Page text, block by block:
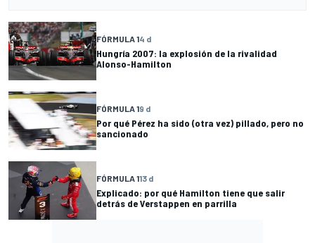
FÓRMULA 14 d
Hungría 2007: la explosión de la rivalidad
Alonso-Hamilton
FÓRMULA 19 d
Por qué Pérez ha sido (otra vez) pillado, pero no
sancionado
FÓRMULA 113 d
Explicado: por qué Hamilton tiene que salir
detrás de Verstappen en parrilla